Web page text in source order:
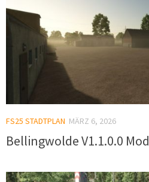
FS25 STADTPLAN MÄRZ 6, 2026
Bellingwolde V1.1.0.0 Mod